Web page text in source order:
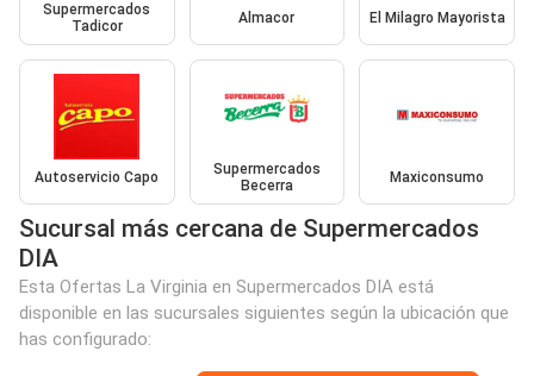
Supermercados
Tadicor
Almacor El Milagro Mayorista
Autoservicio Capo
Supermercados
Becerra
Maxiconsumo
Sucursal más cercana de Supermercados
DIA
Esta Ofertas La Virginia en Supermercados DIA está
disponible en las sucursales siguientes según la ubicación que
has configurado: